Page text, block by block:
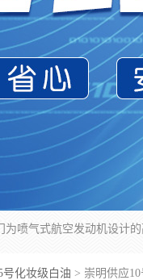
号化妆级白油 > 崇明供应